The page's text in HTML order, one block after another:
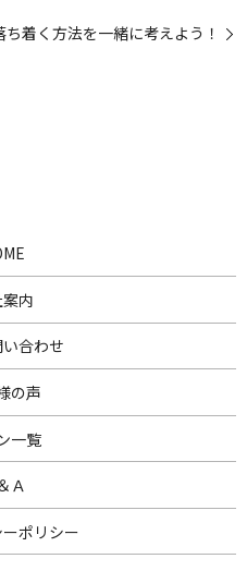
ち着く方法を一緒に考えよう！
内
合わせ
の声
一覧
Ａ
ポリシー